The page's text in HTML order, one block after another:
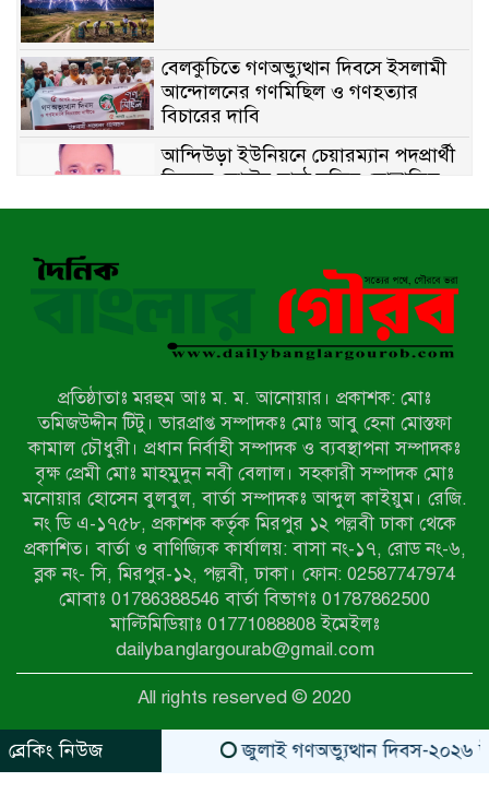
বেলকুচিতে গণঅভ্যুত্থান দিবসে ইসলামী
আন্দোলনের গণমিছিল ও গণহত্যার
বিচারের দাবি
আন্দিউড়া ইউনিয়নে চেয়ারম্যান পদপ্রার্থী
হিসেবে ভোটের মাঠে সক্রিয় মোত্তাকিম
চৌধুরী
নওগাঁয় সন্ত্রাসী হামলায় বিএনপি নেতা
গুরুতর জখম
টেকনাফের পাহাড়ে র‍্যাবের অভিযান:
অপহৃত ৩ রোহিঙ্গা উদ্ধার, গ্রেপ্তার ১
পোরশায় গণঅভ্যুত্থান দিবসে শহিদ ও
জুলাই যোদ্ধাদের সংবর্ধনা
৩৬ জুলাই মহামুক্তি দিবস: শ্রমজীবী
মানুষের অধিকার রক্ষায় সিরাজগঞ্জে শ্রমিক
অধিকার পরিষদের জোরালো অবস্থান
বাকেরগঞ্জে ইমাম, মোয়াজ্জিন ও
খাদেমদের সাথে এমপি আবুল হোসেনের
মতবিনিময় সভা
প্রতিষ্ঠাতাঃ মরহুম আঃ ম. ম. আনোয়ার। প্রকাশক: মোঃ
তমিজউদ্দীন টিটু। ভারপ্রাপ্ত সম্পাদকঃ মোঃ আবু হেনা মোস্তফা
কামাল চৌধুরী। প্রধান নির্বাহী সম্পাদক ও ব্যবস্থাপনা সম্পাদকঃ
বৃক্ষ প্রেমী মোঃ মাহমুদুন নবী বেলাল। সহকারী সম্পাদক মোঃ
মনোয়ার হোসেন বুলবুল, বার্তা সম্পাদকঃ আব্দুল কাইয়ুম। রেজি.
নং ডি এ-১৭৫৮, প্রকাশক কর্তৃক মিরপুর ১২ পল্লবী ঢাকা থেকে
প্রকাশিত। বার্তা ও বাণিজ্যিক কার্যালয়: বাসা নং-১৭, রোড নং-৬,
ব্লক নং- সি, মিরপুর-১২, পল্লবী, ঢাকা। ফোন: 02587747974
মোবাঃ 01786388546 বার্তা বিভাগঃ 01787862500
মাল্টিমিডিয়াঃ 01771088808 ইমেইলঃ
dailybanglargourab@gmail.com
All rights reserved © 2020
ব্রেকিং নিউজ
জুলাই গণঅভ্যুত্থান দিবস-২০২৬